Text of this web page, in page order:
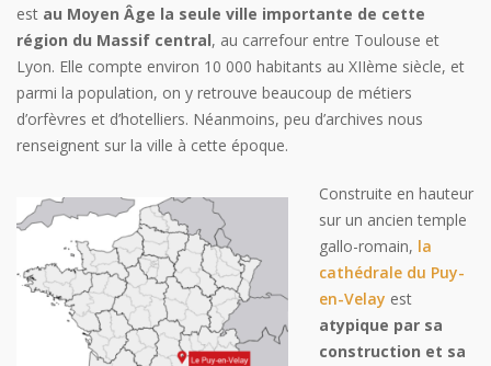
est au Moyen Âge la seule ville importante de cette
région du Massif central, au carrefour entre Toulouse et
Lyon. Elle compte environ 10 000 habitants au XIIème siècle, et
parmi la population, on y retrouve beaucoup de métiers
d’orfèvres et d’hotelliers. Néanmoins, peu d’archives nous
renseignent sur la ville à cette époque.
Construite en hauteur
sur un ancien temple
gallo-romain, la
cathédrale du Puy-
en-Velay est
atypique par sa
construction et sa